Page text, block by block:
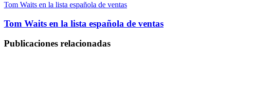
Tom Waits en la lista española de ventas
Tom Waits en la lista española de ventas
Publicaciones relacionadas